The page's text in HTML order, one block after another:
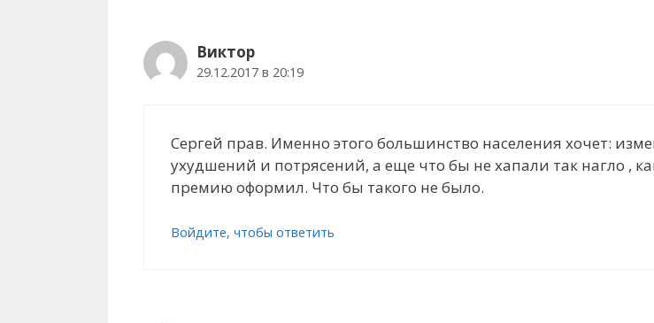
Виктор
29.12.2017 в 20:19
Сергей прав. Именно этого большинство населения хочет:
ухудшений и потрясений, а еще что бы не хапали так нагло ,
премию оформил. Что бы такого не было.
Войдите, чтобы ответить